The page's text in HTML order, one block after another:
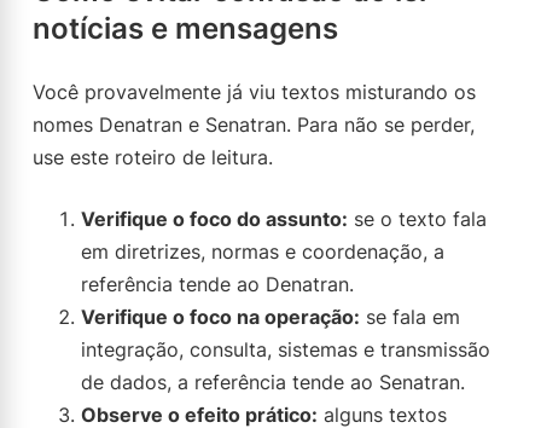
notícias e mensagens
Você provavelmente já viu textos misturando os
nomes Denatran e Senatran. Para não se perder,
use este roteiro de leitura.
Verifique o foco do assunto: se o texto fala
em diretrizes, normas e coordenação, a
referência tende ao Denatran.
Verifique o foco na operação: se fala em
integração, consulta, sistemas e transmissão
de dados, a referência tende ao Senatran.
Observe o efeito prático: alguns textos